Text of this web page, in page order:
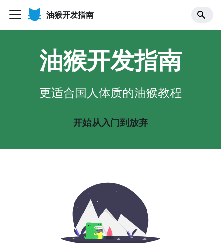
油猴开发指南
油猴开发指南
更适合国人体质的油猴教程
开始从入门到放弃